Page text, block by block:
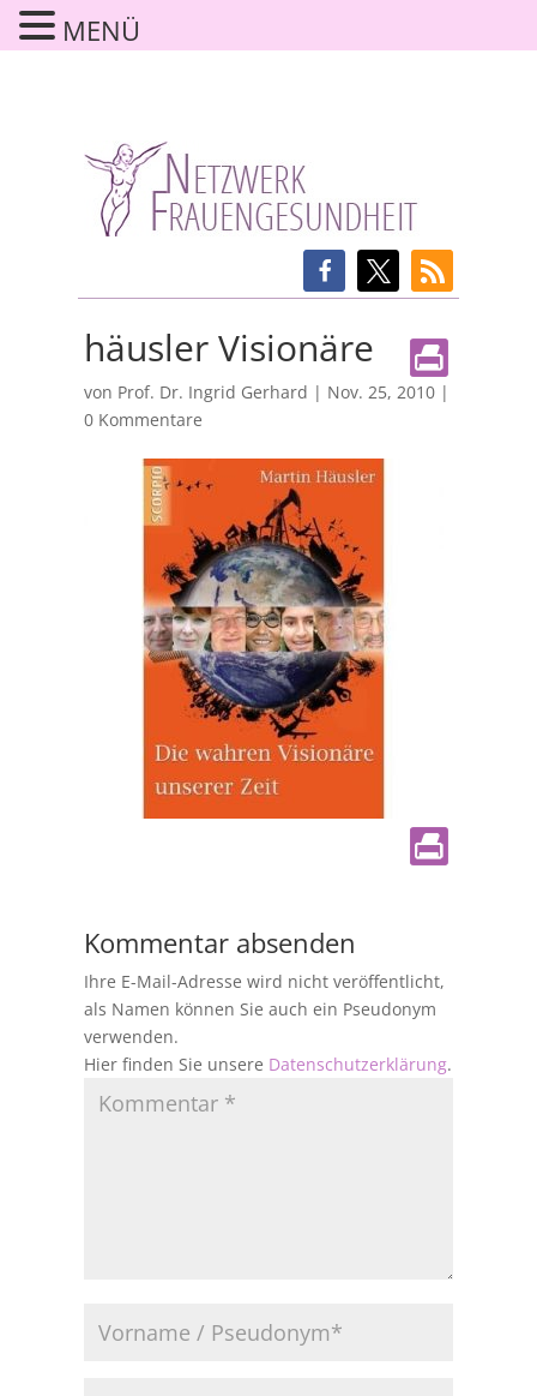
häusler Visionäre
von Prof. Dr. Ingrid Gerhard | Nov. 25, 2010|
0 Kommentare
Kommentar absenden
Ihre E-Mail-Adresse wird nicht veröffentlicht,
als Namen können Sie auch ein Pseudonym
verwenden.
Hier finden Sie unsere Datenschutzerklärung.
MENÜ